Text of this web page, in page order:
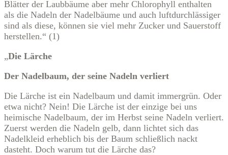
Blätter der Laubbäume aber mehr Chlorophyll enthalten
als die Nadeln der Nadelbäume und auch luftdurchlässiger
sind als diese, können sie viel mehr Zucker und Sauerstoff
herstellen.“ (1)
„Die Lärche
Der Nadelbaum, der seine Nadeln verliert
Die Lärche ist ein Nadelbaum und damit immergrün. Oder
etwa nicht? Nein! Die Lärche ist der einzige bei uns
heimische Nadelbaum, der im Herbst seine Nadeln verliert.
Zuerst werden die Nadeln gelb, dann lichtet sich das
Nadelkleid erheblich bis der Baum schließlich nackt
dasteht. Doch warum tut die Lärche das?